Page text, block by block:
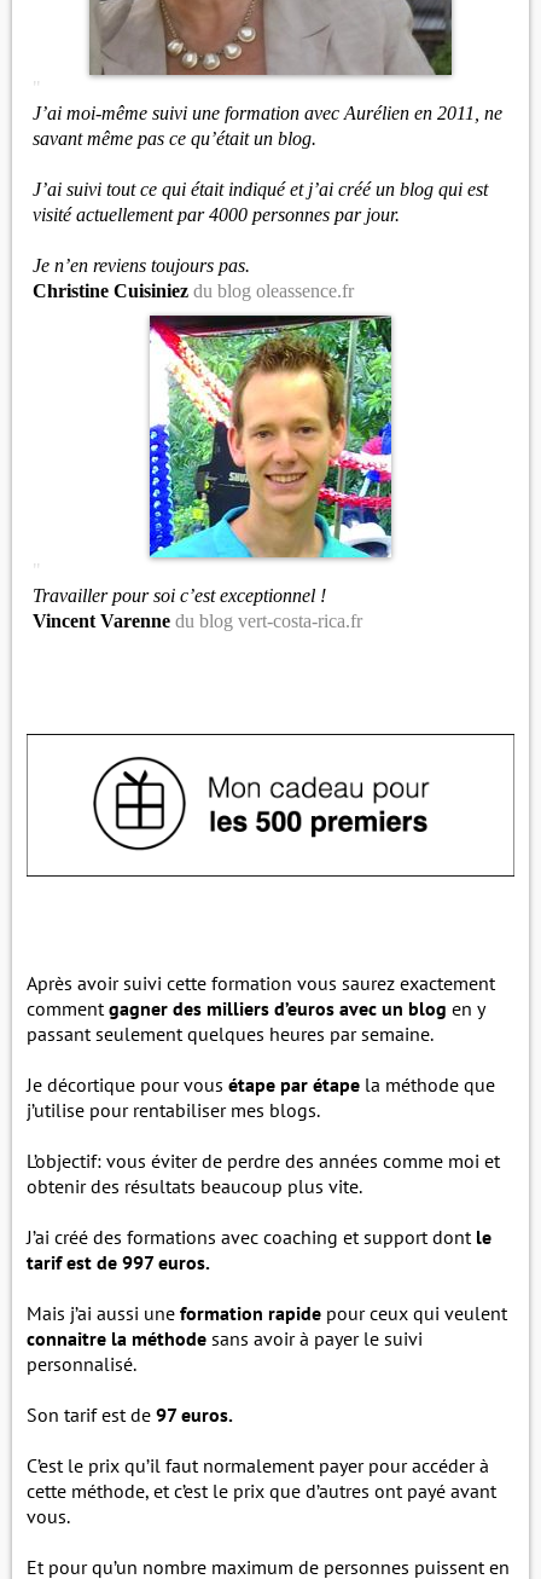
"
J’ai moi-même suivi une formation avec Aurélien en 2011, ne
savant même pas ce qu’était un blog.
J’ai suivi tout ce qui était indiqué et j’ai créé un blog qui est
visité actuellement par 4000 personnes par jour.
Je n’en reviens toujours pas.
Christine Cuisiniez du blog oleassence.fr
"
Travailler pour soi c’est exceptionnel !
Vincent Varenne du blog vert-costa-rica.fr
Après avoir suivi cette formation vous saurez exactement
commentgagner des milliers d’euros avec un blog en y
passant seulement quelques heures par semaine.
Je décortique pour vous étape par étape la méthode que
j’utilise pour rentabiliser mes blogs.
L’objectif: vous éviter de perdre des années comme moi et
obtenir des résultats beaucoup plus vite.
J’ai créé des formations avec coaching et support dontle
tarif est de 997 euros.
Mais j’ai aussi une formation rapide pour ceux qui veulent
connaitre la méthode sans avoir à payer le suivi
personnalisé.
Son tarif est de 97 euros.
C’est le prix qu’il faut normalement payer pour accéder à
cette méthode, et c’est le prix que d’autres ont payé avant
vous.
Et pour qu’un nombre maximum de personnes puissent en